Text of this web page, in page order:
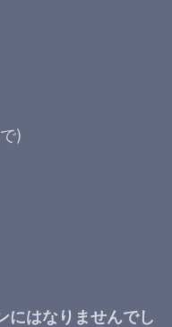
)
にはなりませんでし